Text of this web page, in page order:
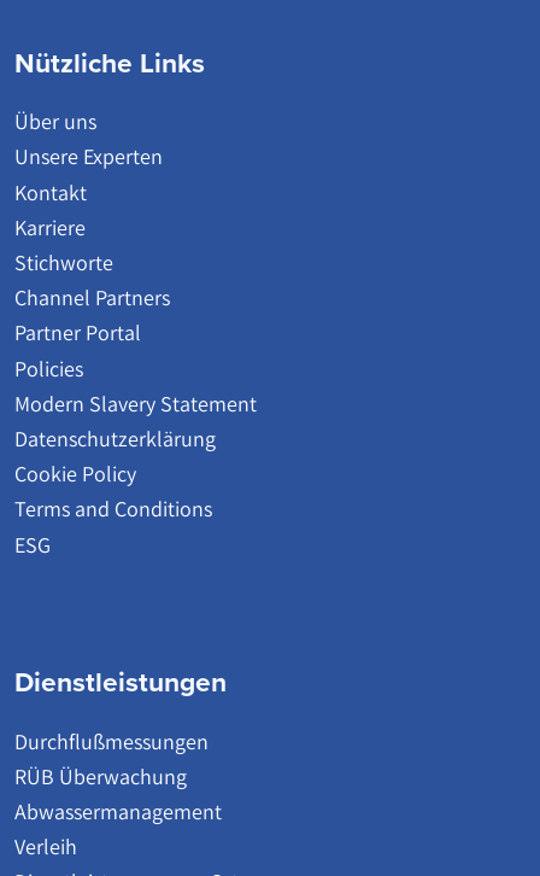
Nützliche Links
Über uns
Unsere Experten
Kontakt
Karriere
Stichworte
Channel Partners
Partner Portal
Policies
Modern Slavery Statement
Datenschutzerklärung
Cookie Policy
Terms and Conditions
ESG
Dienstleistungen
Durchflußmessungen
RÜB Überwachung
Abwassermanagement
Verleih